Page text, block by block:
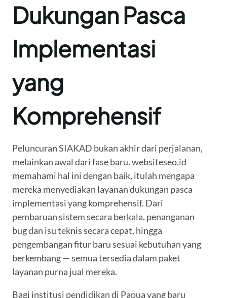
Dukungan Pasca
Implementasi
yang
Komprehensif
Peluncuran SIAKAD bukan akhir dari perjalanan,
melainkan awal dari fase baru. websiteseo.id
memahami hal ini dengan baik, itulah mengapa
mereka menyediakan layanan dukungan pasca
implementasi yang komprehensif. Dari
pembaruan sistem secara berkala, penanganan
bug dan isu teknis secara cepat, hingga
pengembangan fitur baru sesuai kebutuhan yang
berkembang — semua tersedia dalam paket
layanan purna jual mereka.
Bagi institusi pendidikan di Papua yang baru